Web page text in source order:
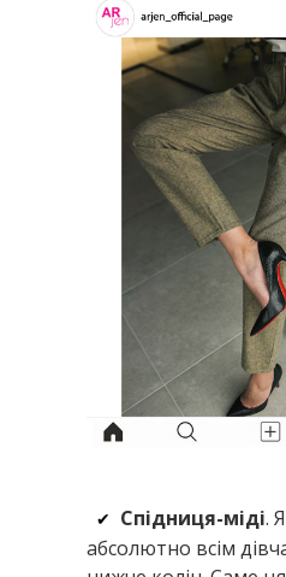
✔ Спідниця-міді.
абсолютно всім